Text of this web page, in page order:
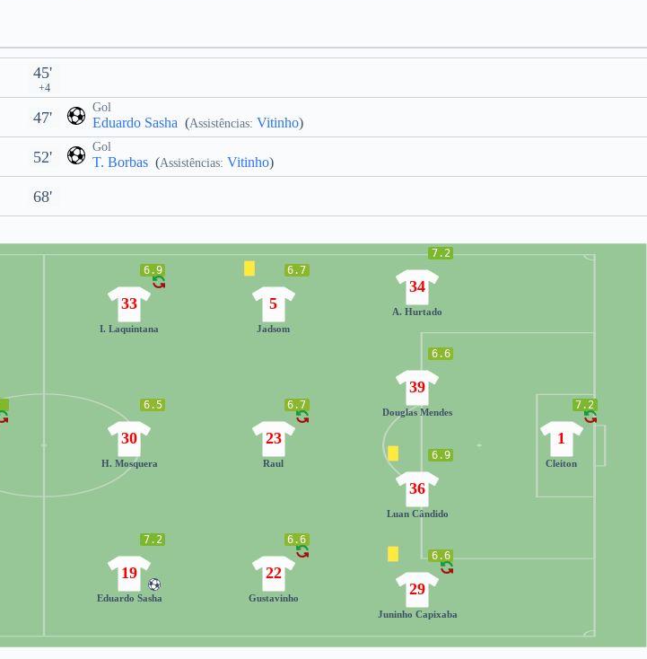
45'
+4
47'
Gol
Eduardo Sasha (Assistências: Vitinho)
52'
Gol
T. Borbas (Assistências: Vitinho)
68'
7.2
1
Cleiton
6.6
29
Juninho Capixaba
6.9
36
Luan Cândido
6.6
39
Douglas Mendes
7.2
34
A. Hurtado
6.6
22
Gustavinho
6.7
23
Raul
6.7
5
Jadsom
7.2
19
Eduardo Sasha
6.5
30
H. Mosquera
6.9
33
I. Laquintana